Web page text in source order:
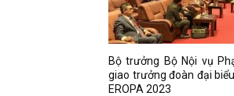
Bộ trưởng Bộ Nội vụ
giao trưởng đoàn đại
EROPA 2023